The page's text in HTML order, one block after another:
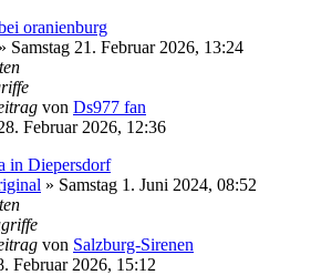
oranienburg
» Samstag 21. Februar 2026, 13:24
von Ds977 fan
Februar 2026, 12:36
in Diepersdorf
» Samstag 1. Juni 2024, 08:52
von Salzburg-Sirenen
Februar 2026, 15:12